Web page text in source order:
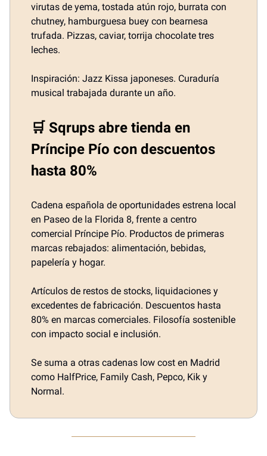
virutas de yema, tostada atún rojo, burrata con
chutney, hamburguesa buey con bearnesa
trufada. Pizzas, caviar, torrija chocolate tres
leches.
Inspiración: Jazz Kissa japoneses. Curaduría
musical trabajada durante un año.
🛒 Sqrups abre tienda en
Príncipe Pío con descuentos
hasta 80%
Cadena española de oportunidades estrena local
en Paseo de la Florida 8, frente a centro
comercial Príncipe Pío. Productos de primeras
marcas rebajados: alimentación, bebidas,
papelería y hogar.
Artículos de restos de stocks, liquidaciones y
excedentes de fabricación. Descuentos hasta
80% en marcas comerciales. Filosofía sostenible
con impacto social e inclusión.
Se suma a otras cadenas low cost en Madrid
como HalfPrice, Family Cash, Pepco, Kik y
Normal.